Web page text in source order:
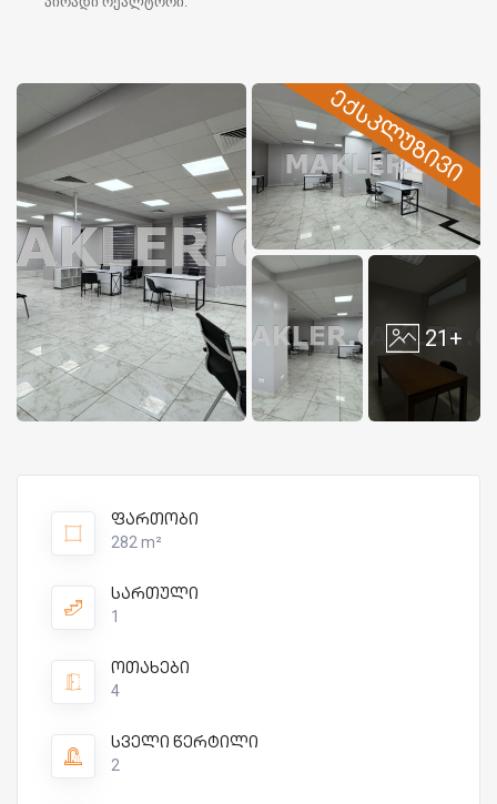
ᲔᲥᲡᲙᲚᲣᲖᲘᲕᲘ
21+
ფართობი
282 m²
სართული
1
ოთახები
4
სველი წერტილი
2